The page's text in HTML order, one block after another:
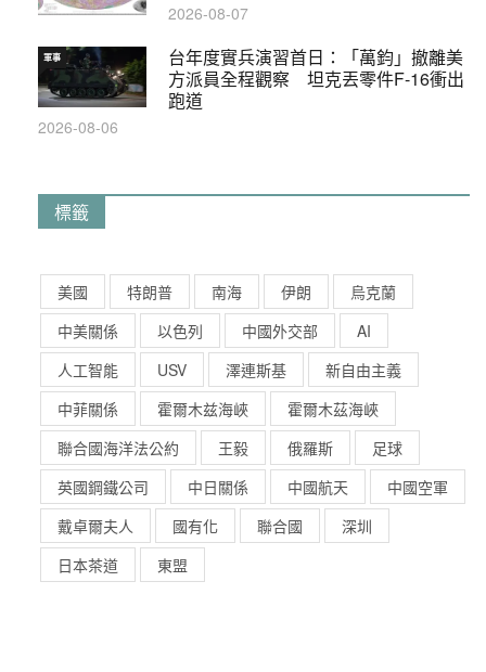
2026-08-07
台年度實兵演習首日：「萬鈞」撤離美
方派員全程觀察 坦克丟零件F-16衝出
跑道
軍事
2026-08-06
標籤
美國 特朗普 南海 伊朗
烏克蘭
中美關係
以色列 中國外交部
AI
人工智能
USV 澤連斯基
新自由主義
中菲關係
霍爾木兹海峽
霍爾木茲海峽
聯合國海洋法公約
王毅 俄羅斯
足球
英國鋼鐵公司
中日關係 中國航天
中國空軍
戴卓爾夫人
國有化 聯合國
深圳
日本茶道
東盟